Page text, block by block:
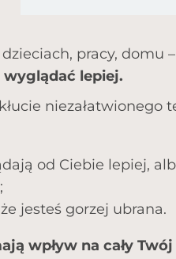
pracy, domu
wyglądać lepiej.
niezałatwionego
od Ciebie lepiej, a
jesteś gorzej ubrana.
wpływ na cały Twój